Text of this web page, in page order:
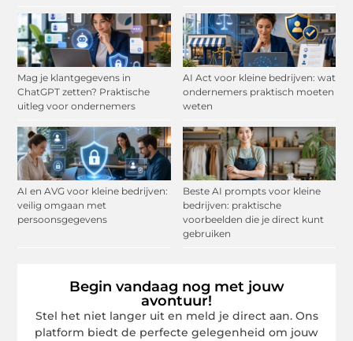
Mag je klantgegevens in
ChatGPT zetten? Praktische
uitleg voor ondernemers
AI Act voor kleine bedrijven: wat
ondernemers praktisch moeten
weten
AI en AVG voor kleine bedrijven:
veilig omgaan met
persoonsgegevens
Beste AI prompts voor kleine
bedrijven: praktische
voorbeelden die je direct kunt
gebruiken
Begin vandaag nog met jouw
avontuur!
Stel het niet langer uit en meld je direct aan. Ons
platform biedt de perfecte gelegenheid om jouw